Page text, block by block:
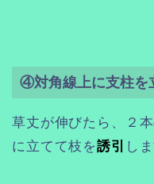
④対角線上に支柱を
草丈が伸びたら、２
に立てて枝を誘引 しま